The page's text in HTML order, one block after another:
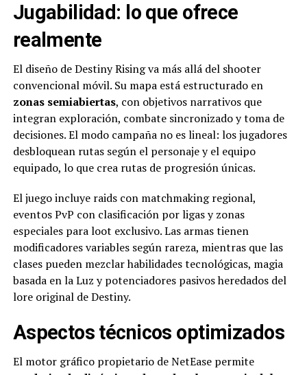
Jugabilidad: lo que ofrece
realmente
El diseño de Destiny Rising va más allá del shooter
convencional móvil. Su mapa está estructurado en
zonas semiabiertas, con objetivos narrativos que
integran exploración, combate sincronizado y toma de
decisiones. El modo campaña no es lineal: los jugadores
desbloquean rutas según el personaje y el equipo
equipado, lo que crea rutas de progresión únicas.
El juego incluye raids con matchmaking regional,
eventos PvP con clasificación por ligas y zonas
especiales para loot exclusivo. Las armas tienen
modificadores variables según rareza, mientras que las
clases pueden mezclar habilidades tecnológicas, magia
basada en la Luz y potenciadores pasivos heredados del
lore original de Destiny.
Aspectos técnicos optimizados
El motor gráfico propietario de NetEase permite